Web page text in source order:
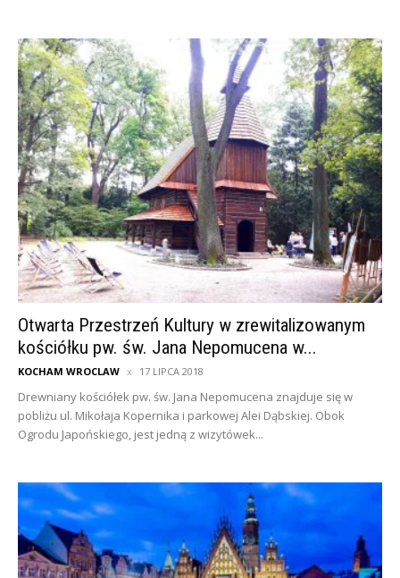
Otwarta Przestrzeń Kultury w zrewitalizowanym
kościółku pw. św. Jana Nepomucena w...
KOCHAM WROCLAW 17 LIPCA 2018
Drewniany kościółek pw. św. Jana Nepomucena znajduje się w
pobliżu ul. Mikołaja Kopernika i parkowej Alei Dąbskiej. Obok
Ogrodu Japońskiego, jest jedną z wizytówek...